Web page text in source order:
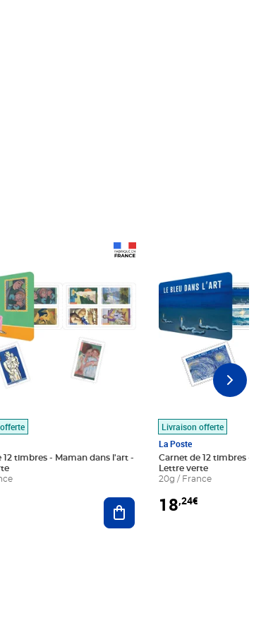
12 timbres - Maman dans l'art -
Ajouter au panier
Livraison offerte
La Poste
Carnet de 12 timbres - Le
Lettre verte
20g / France
18,24€